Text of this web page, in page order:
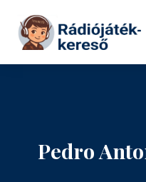
Tovább a tartalomhoz
Pedro